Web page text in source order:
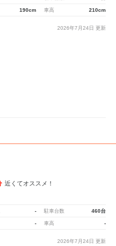
190cm 車高 210cm
2026年7月24日 更新
近くてオススメ！
- 駐車台数 460台
- 車高 -
2026年7月24日 更新